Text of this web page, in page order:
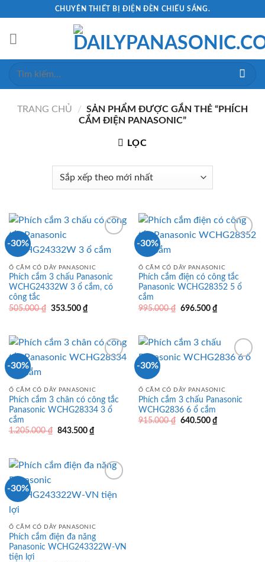
content
CHUYÊN THIẾT BỊ ĐIỆN ĐÈN CHIẾU SÁNG.
Tìm
TRANG CHỦ / SẢN PHẨM ĐƯỢC GẮN THẺ “PHÍCH
CẮM ĐIỆN PANASONIC”
LỌC
-30%
Ổ CẮM CÓ DÂY PANASONIC
Phích cắm 3 chấu Panasonic
WCHG24332W 3 ổ cắm, có
công tắc
505.000₫ Giá
353.500 ₫Giá
hiện
353.500 ₫.
-30%
Ổ CẮM CÓ DÂY PANASONIC
Phích cắm điện có công tắc
Panasonic WCHG28352 5 ổ
cắm
995.000₫ Giá
696.500 ₫Giá
hiện
696.500 ₫.
-30%
Ổ CẮM CÓ DÂY PANASONIC
Phích cắm 3 chân có công tắc
Panasonic WCHG28334 3 ổ
cắm
1.205.000₫ Giá
843.500 ₫Giá
843.500 ₫.
-30%
Ổ CẮM CÓ DÂY PANASONIC
Phích cắm 3 chấu Panasonic
WCHG2836 6 ổ cắm
915.000₫ Giá
640.500 ₫Giá
-30%
Ổ CẮM CÓ DÂY PANASONIC
Phích cắm điện đa năng
Panasonic WCHG243322W-VN
tiện lợi